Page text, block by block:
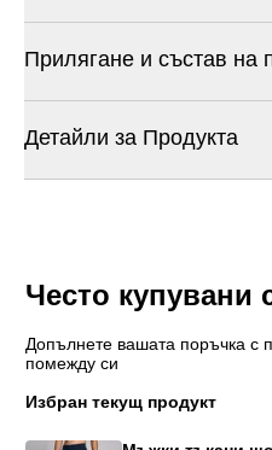
Прилягане и състав на
Детайли за Продукта
Често купувани
Допълнете вашата поръчка с
помежду си
Избран текущ продукт